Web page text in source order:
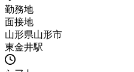
勤務地
面接地
山形県山形市
東金井駅